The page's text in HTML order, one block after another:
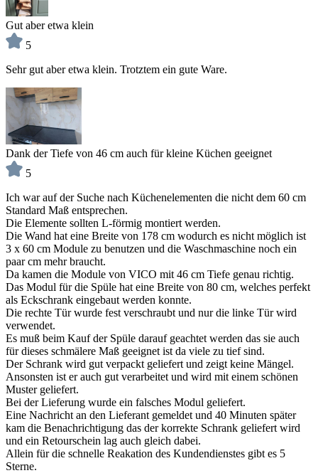
Gut aber etwa klein
5
Sehr gut aber etwa klein. Trotztem ein gute Ware.
Dank der Tiefe von 46 cm auch für kleine Küchen geeignet
5
Ich war auf der Suche nach Küchenelementen die nicht dem 60 cm
Standard Maß entsprechen.
Die Elemente sollten L-förmig montiert werden.
Die Wand hat eine Breite von 178 cm wodurch es nicht möglich ist
3 x 60 cm Module zu benutzen und die Waschmaschine noch ein
paar cm mehr braucht.
Da kamen die Module von VICO mit 46 cm Tiefe genau richtig.
Das Modul für die Spüle hat eine Breite von 80 cm, welches perfekt
als Eckschrank eingebaut werden konnte.
Die rechte Tür wurde fest verschraubt und nur die linke Tür wird
verwendet.
Es muß beim Kauf der Spüle darauf geachtet werden das sie auch
für dieses schmälere Maß geeignet ist da viele zu tief sind.
Der Schrank wird gut verpackt geliefert und zeigt keine Mängel.
Ansonsten ist er auch gut verarbeitet und wird mit einem schönen
Muster geliefert.
Bei der Lieferung wurde ein falsches Modul geliefert.
Eine Nachricht an den Lieferant gemeldet und 40 Minuten später
kam die Benachrichtigung das der korrekte Schrank geliefert wird
und ein Retourschein lag auch gleich dabei.
Allein für die schnelle Reakation des Kundendienstes gibt es 5
Sterne.